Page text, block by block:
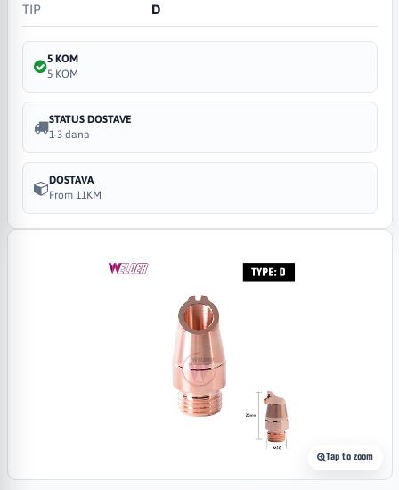
Tap to zoom
TIP D
5 KOM
5 KOM
STATUS DOSTAVE
1-3 dana
DOSTAVA
From 11KM